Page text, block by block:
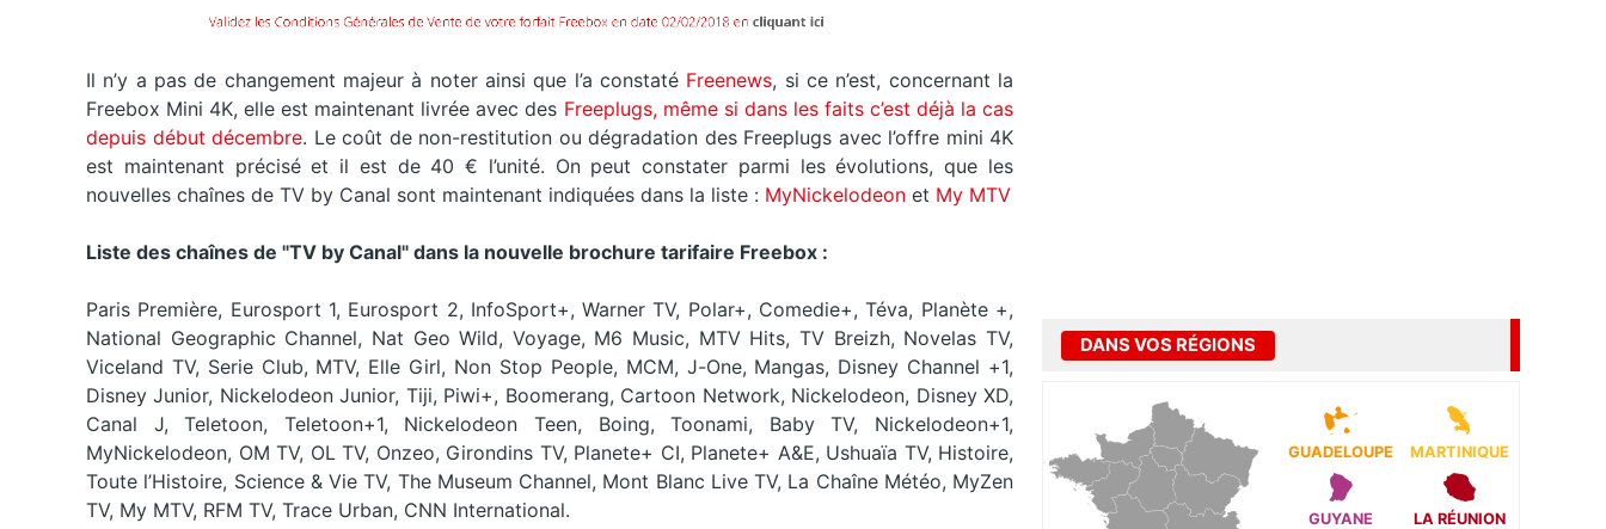
Il n’y a pas de changement majeur à noter ainsi que l’a constaté Freenews, si ce n’est, concernant la
Freebox Mini 4K, elle est maintenant livrée avec des Freeplugs, même si dans les faits c’est déjà la cas
depuis début décembre. Le coût de non-restitution ou dégradation des Freeplugs avec l’offre mini 4K
est maintenant précisé et il est de 40 € l’unité. On peut constater parmi les évolutions, que les
nouvelles chaînes de TV by Canal sont maintenant indiquées dans la liste : MyNickelodeon et My MTV
Liste des chaînes de "TV by Canal" dans la nouvelle brochure tarifaire Freebox :
Paris Première, Eurosport 1, Eurosport 2, InfoSport+, Warner TV, Polar+, Comedie+, Téva, Planète +,
National Geographic Channel, Nat Geo Wild, Voyage, M6 Music, MTV Hits, TV Breizh, Novelas TV,
Viceland TV, Serie Club, MTV, Elle Girl, Non Stop People, MCM, J-One, Mangas, Disney Channel +1,
Disney Junior, Nickelodeon Junior, Tiji, Piwi+, Boomerang, Cartoon Network, Nickelodeon, Disney XD,
Canal J, Teletoon, Teletoon+1, Nickelodeon Teen, Boing, Toonami, Baby TV, Nickelodeon+1,
MyNickelodeon, OM TV, OL TV, Onzeo, Girondins TV, Planete+ CI, Planete+ A&E, Ushuaïa TV, Histoire,
Toute l’Histoire, Science & Vie TV, The Museum Channel, Mont Blanc Live TV, La Chaîne Météo, MyZen
TV, My MTV, RFM TV, Trace Urban, CNN International.
DANS VOS RÉGIONS
GUADELOUPE MARTINIQUE
GUYANE LA RÉUNION